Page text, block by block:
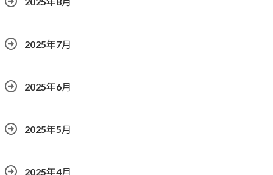
2025年7月
2025年6月
2025年5月
2025年4月